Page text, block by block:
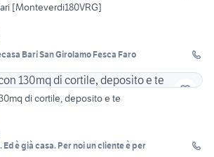
[Monteverdi180VRG]
Bari San Girolamo Fesca Faro
di cortile, deposito e te
Ed è già casa. Per noi un cliente è per